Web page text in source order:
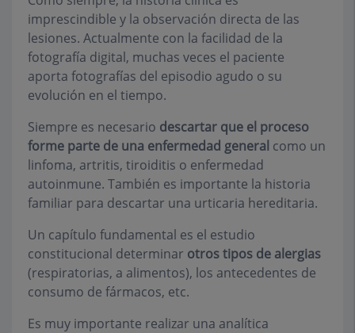
imprescindible y la observación directa de las
lesiones. Actualmente con la facilidad de la
fotografía digital, muchas veces el paciente
aporta fotografías del episodio agudo o su
evolución en el tiempo.
Siempre es necesario descartar que el proceso
forme parte de una enfermedad general como un
linfoma, artritis, tiroiditis o enfermedad
autoinmune. También es importante la historia
familiar para descartar una urticaria hereditaria.
Un capítulo fundamental es el estudio
constitucional determinar otros tipos de alergias
(respiratorias, a alimentos), los antecedentes de
consumo de fármacos, etc.
Es muy importante realizar una analítica